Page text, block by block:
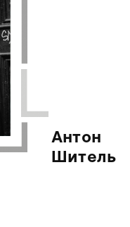
Антон
Шитель